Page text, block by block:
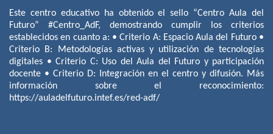
Este centro educativo ha obtenido el sello “Centro Aula del
Futuro” #Centro_AdF, demostrando cumplir los criterios
establecidos en cuanto a: • Criterio A: Espacio Aula del Futuro •
Criterio B: Metodologías activas y utilización de tecnologías
digitales • Criterio C: Uso del Aula del Futuro y participación
docente • Criterio D: Integración en el centro y difusión. Más
información sobre el reconocimiento:
https://auladelfuturo.intef.es/red-adf/